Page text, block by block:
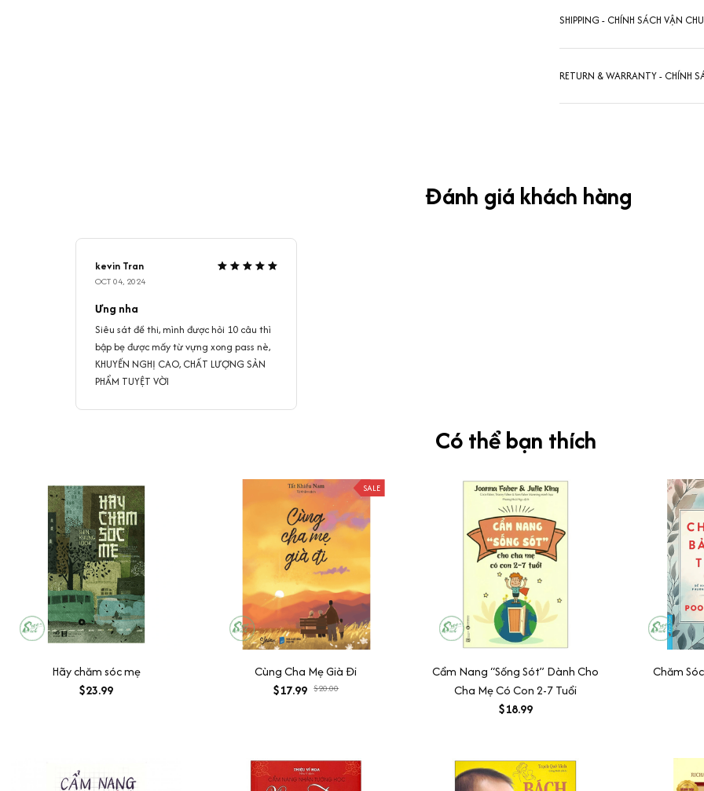
SHIPPING - CHÍNH SÁCH VẬN
RETURN & WARRANTY - CHÍNH
Đánh giá khách hàng
kevin Tran
OCT 04, 2024
Ưng nha
Siêu sát đề thi, mình được hỏi 10 câu thì
bập bẹ được mấy từ vựng xong pass nè,
KHUYẾN NGHỊ CAO, CHẤT LƯỢNG SẢN
PHẨM TUYỆT VỜI
Có thể bạn thích
Hãy chăm sóc mẹ
$23.99
SALE
Cùng Cha Mẹ Già Đi
$17.99 $20.00
Cẩm Nang “Sống Sót” Dành Cho
Cha Mẹ Có Con 2-7 Tuổi
$18.99
Chăm